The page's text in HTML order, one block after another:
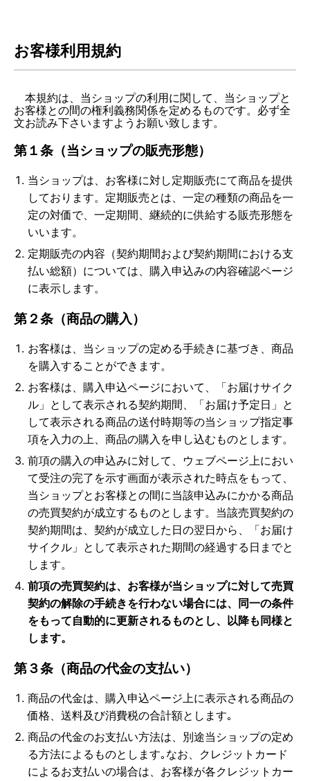
お客様利用規約
本規約は、当ショップの利用に関して、当ショップと
お客様との間の権利義務関係を定めるものです。必ず全
文お読み下さいますようお願い致します。
第１条（当ショップの販売形態）
当ショップは、お客様に対し定期販売にて商品を提供
しております。定期販売とは、一定の種類の商品を一
定の対価で、一定期間、継続的に供給する販売形態を
いいます。
定期販売の内容（契約期間および契約期間における支
払い総額）については、購入申込みの内容確認ページ
に表示します。
第２条（商品の購入）
お客様は、当ショップの定める手続きに基づき、商品
を購入することができます。
お客様は、購入申込ページにおいて、「お届けサイク
ル」として表示される契約期間、「お届け予定日」と
して表示される商品の送付時期等の当ショップ指定事
項を入力の上、商品の購入を申し込むものとします。
前項の購入の申込みに対して、ウェブページ上におい
て受注の完了を示す画面が表示された時点をもって、
当ショップとお客様との間に当該申込みにかかる商品
の売買契約が成立するものとします。当該売買契約の
契約期間は、契約が成立した日の翌日から、「お届け
サイクル」として表示された期間の経過する日までと
します。
前項の売買契約は、お客様が当ショップに対して売買
契約の解除の手続きを行わない場合には、同一の条件
をもって自動的に更新されるものとし、以降も同様と
します。
第３条（商品の代金の支払い）
商品の代金は、購入申込ページ上に表示される商品の
価格、送料及び消費税の合計額とします｡
商品の代金のお支払い方法は、別途当ショップの定め
る方法によるものとします｡なお、クレジットカード
によるお支払いの場合は、お客様が各クレジットカー